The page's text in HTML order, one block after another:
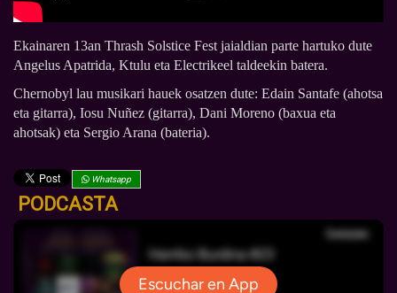
Ekainaren 13an Thrash Solstice Fest jaialdian parte hartuko dute
Angelus Apatrida, Ktulu eta Electrikeel taldeekin batera.
Chernobyl lau musikari hauek osatzen dute: Edain Santafe (ahotsa
eta gitarra), Iosu Nuñez (gitarra), Dani Moreno (baxua eta
ahotsak) eta Sergio Arana (bateria).
Whatsapp
PODCASTA